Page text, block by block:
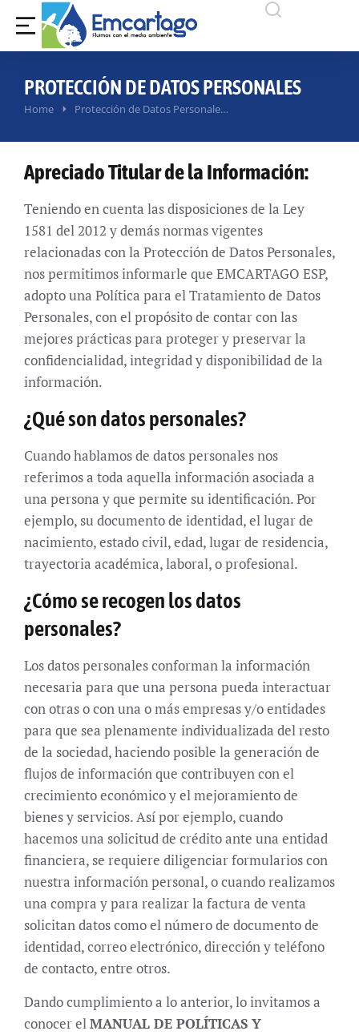
PROTECCIÓN DE DATOS PERSONALES
You are here:
Home Protección de Datos Personale…
Apreciado Titular de la Información:
Teniendo en cuenta las disposiciones de la Ley
1581 del 2012 y demás normas vigentes
relacionadas con la Protección de Datos Personales,
nos permitimos informarle que EMCARTAGO ESP,
adopto una Política para el Tratamiento de Datos
Personales, con el propósito de contar con las
mejores prácticas para proteger y preservar la
confidencialidad, integridad y disponibilidad de la
información.
¿Qué son datos personales?
Cuando hablamos de datos personales nos
referimos a toda aquella información asociada a
una persona y que permite su identificación. Por
ejemplo, su documento de identidad, el lugar de
nacimiento, estado civil, edad, lugar de residencia,
trayectoria académica, laboral, o profesional.
¿Cómo se recogen los datos
personales?
Los datos personales conforman la información
necesaria para que una persona pueda interactuar
con otras o con una o más empresas y/o entidades
para que sea plenamente individualizada del resto
de la sociedad, haciendo posible la generación de
flujos de información que contribuyen con el
crecimiento económico y el mejoramiento de
bienes y servicios. Así por ejemplo, cuando
hacemos una solicitud de crédito ante una entidad
financiera, se requiere diligenciar formularios con
nuestra información personal, o cuando realizamos
una compra y para realizar la factura de venta
solicitan datos como el número de documento de
identidad, correo electrónico, dirección y teléfono
de contacto, entre otros.
Dando cumplimiento a lo anterior, lo invitamos a
conocer elMANUAL DE POLÍTICAS Y